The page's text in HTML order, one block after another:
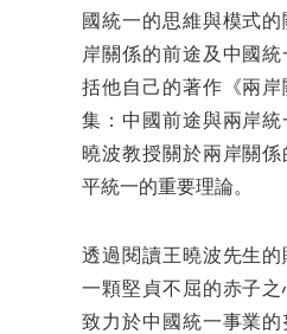
國統一的思維與模式
岸關係的前途及中國
括他自己的著作《兩
集：中國前途與兩岸
曉波教授關於兩岸關
平統一的重要理論。
透過閱讀王曉波先生的
一顆堅貞不屈的赤子
致力於中國統一事業